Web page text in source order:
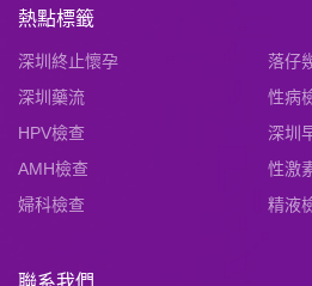
熱點標籤
深圳終止懷孕
落仔
深圳藥流
性病
HPV檢查
深圳
AMH檢查
性激
婦科檢查
精液